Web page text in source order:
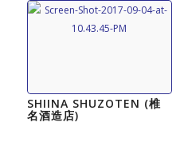
SHIINA SHUZOTEN (椎
名酒造店)